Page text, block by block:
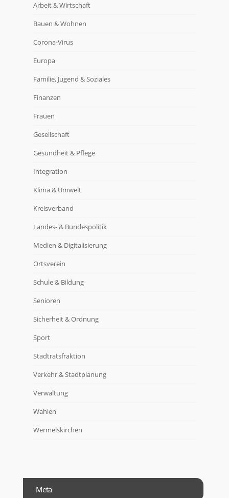
Arbeit & Wirtschaft
Bauen & Wohnen
Corona-Virus
Europa
Familie, Jugend & Soziales
Finanzen
Frauen
Gesellschaft
Gesundheit & Pflege
Integration
Klima & Umwelt
Kreisverband
Landes- & Bundespolitik
Medien & Digitalisierung
Ortsverein
Schule & Bildung
Senioren
Sicherheit & Ordnung
Sport
Stadtratsfraktion
Verkehr & Stadtplanung
Verwaltung
Wahlen
Wermelskirchen
Meta